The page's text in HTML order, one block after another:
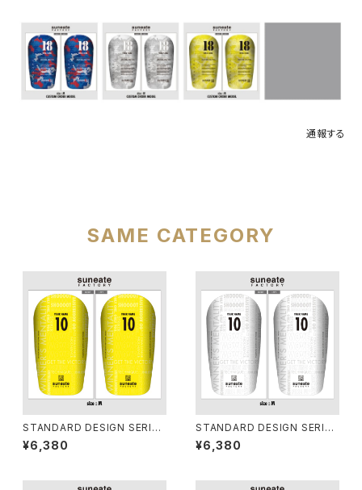
通報する
SAME CATEGORY
STANDARD DESIGN SERIES
[TYPOGRAPHY YELLOW]
¥6,380
STANDARD DESIGN SERIES
[TYPOGRAPHY WHITE]
¥6,380